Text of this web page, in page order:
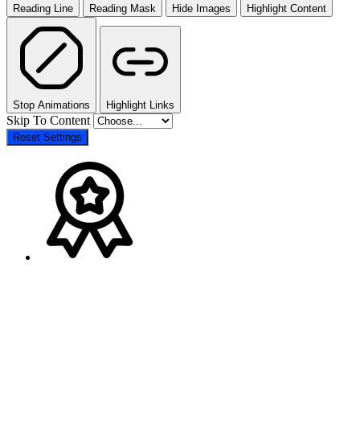
Reading Line Reading Mask Hide Images Highlight Content
Stop Animations Highlight Links
Skip To Content
Reset Settings